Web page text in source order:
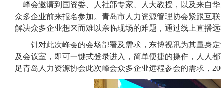
峰会邀请到国资委、人社部专家、人大教授，以及来自
众多企业前来报名参加。青岛市人力资源管理协会紧跟互
解决众多企业想来而难以亲临现场的难题，通过线上直播
针对此次峰会的会场部署及需求，东博视讯为其量身
及会议室，即可一键式登录进入，简单便捷的操作，人人
足青岛人力资源协会此次峰会众多企业远程参会的需求，